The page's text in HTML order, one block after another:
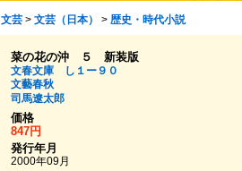
文芸> 文芸（日本） > 歴史・時代小説
菜の花の沖 ５ 新装版
文春文庫 し１ー９０
文藝春秋
司馬遼太郎
価格
847円
発行年月
2000年09月